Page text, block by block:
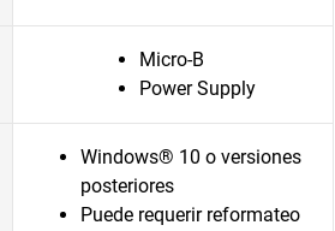
Micro-B
Power Supply
Windows® 10 o versiones
posteriores
Puede requerir reformateo